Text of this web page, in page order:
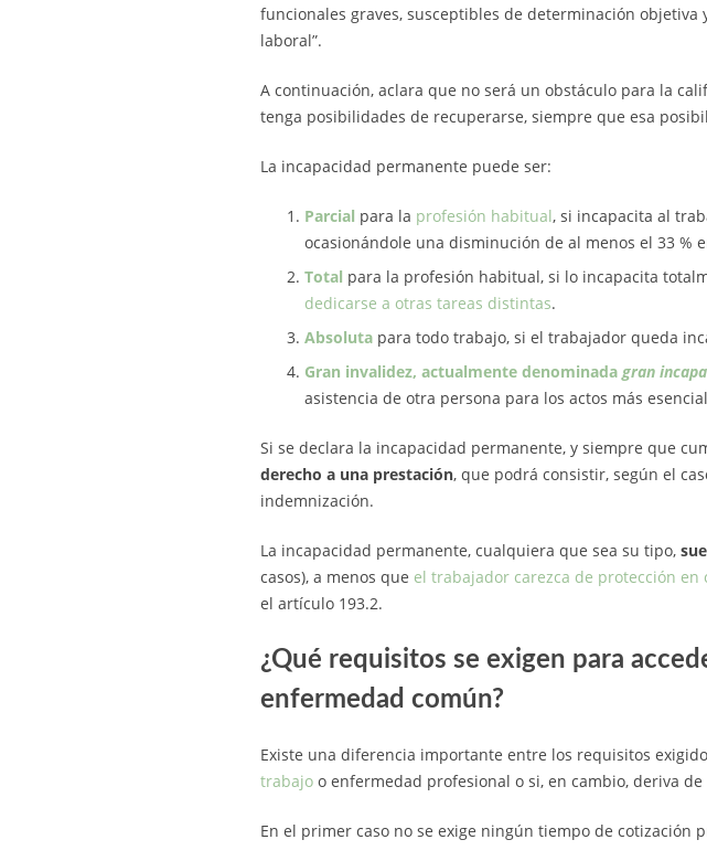
funcionales graves, susceptibles de determinación
laboral”.
A continuación, aclara que no será un obstáculo para la
tenga posibilidades de recuperarse, siempre que esa
La incapacidad permanente puede ser:
Parcial para la profesión habitual, si incapacita al
ocasionándole una disminución de al menos el 33 %
Total para la profesión habitual, si lo incapacita
dedicarse a otras tareas distintas.
Absoluta para todo trabajo, si el trabajador queda
Gran invalidez, actualmente denominada gran
asistencia de otra persona para los actos más
Si se declara la incapacidad permanente, y siempre que
derecho a una prestación, que podrá consistir, según el
indemnización.
La incapacidad permanente, cualquiera que sea su tipo,
casos), a menos que el trabajador carezca de protección
el artículo 193.2.
¿Qué requisitos se exigen para
enfermedad común?
Existe una diferencia importante entre los requisitos
trabajo o enfermedad profesional o si, en cambio, deriva
En el primer caso no se exige ningún tiempo de cotización